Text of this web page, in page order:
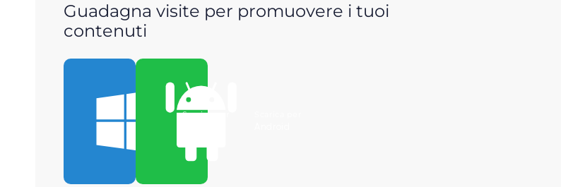
Guadagna visite per promuovere i tuoi
contenuti
Scarica per